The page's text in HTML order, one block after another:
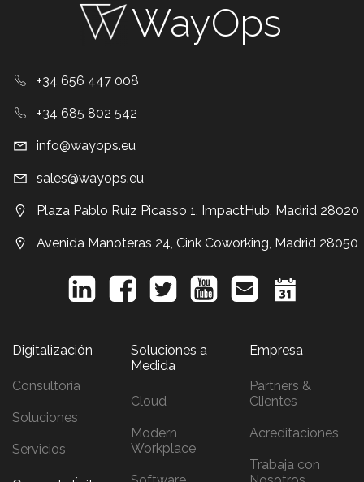
WayOps
+34 656 447 008
+34 685 802 542
info@wayops.eu
sales@wayops.eu
Plaza Pablo Ruiz Picasso 1, ImpactHub, Madrid 28020
Avenida Manoteras 24, Cink Coworking, Madrid 28050
Digitalización
Consultoría
Soluciones
Servicios
Soluciones a
Medida
Cloud
Modern
Workplace
Empresa
Partners &
Clientes
Acreditaciones
Trabaja con